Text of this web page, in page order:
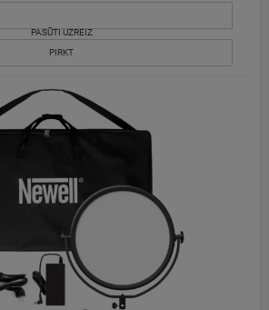
PASŪTI UZREIZ
PIRKT